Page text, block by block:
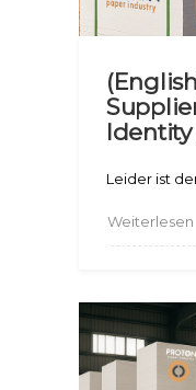
Leider ist
Weiterlesen